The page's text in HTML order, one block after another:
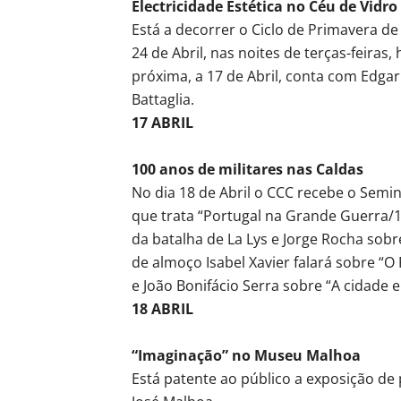
Electricidade Estética no Céu de Vidro
Está a decorrer o Ciclo de Primavera
24 de Abril, nas noites de terças-
próxima, a 17 de Abril, conta com
Battaglia.
17 ABRIL
100 anos de militares nas Caldas
No dia 18 de Abril o CCC recebe o
que trata “Portugal na Grande Guerra/
da batalha de La Lys e Jorge Rocha
de almoço Isabel Xavier falará sobre
e João Bonifácio Serra sobre “A cidade
18 ABRIL
“Imaginação” no Museu Malhoa
Está patente ao público a exposição de